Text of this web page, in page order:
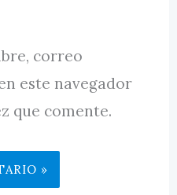
correo
este navegador
que comente.